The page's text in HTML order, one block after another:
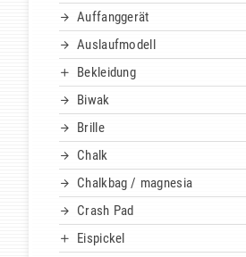
Auffanggerät
Auslaufmodell
Bekleidung
Biwak
Brille
Chalk
Chalkbag / magnesia
Crash Pad
Eispickel